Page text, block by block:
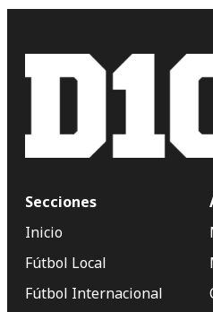
Secciones
Inicio
Fútbol Local
Fútbol Internacional